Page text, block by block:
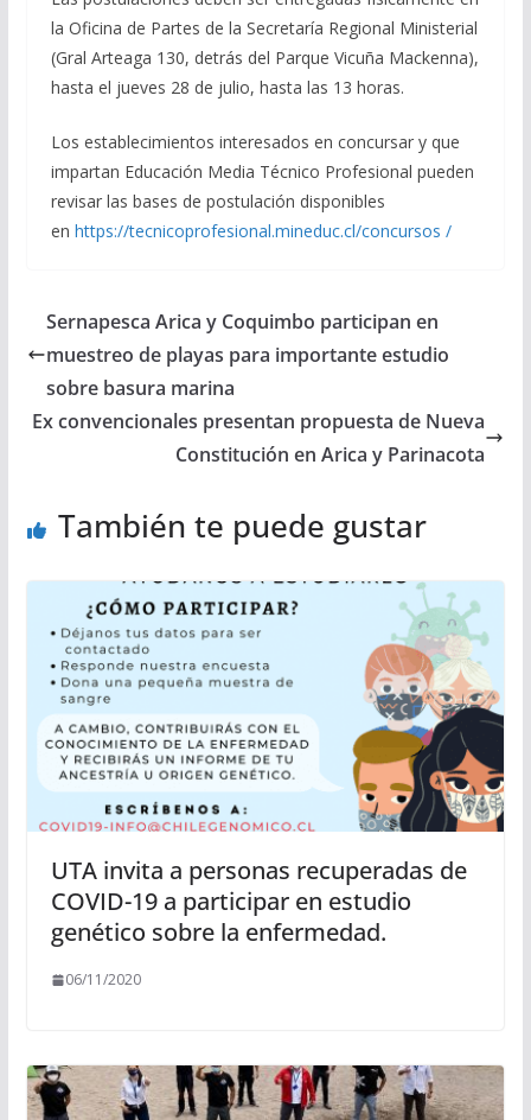
la Oficina de Partes de la Secretaría Regional Ministerial
(Gral Arteaga 130, detrás del Parque Vicuña Mackenna),
hasta el jueves 28 de julio, hasta las 13 horas.
Los establecimientos interesados en concursar y que
impartan Educación Media Técnico Profesional pueden
revisar las bases de postulación disponibles
en https://tecnicoprofesional.mineduc.cl/concursos /
Sernapesca Arica y Coquimbo participan en
muestreo de playas para importante estudio
sobre basura marina
Ex convencionales presentan propuesta de Nueva
Constitución en Arica y Parinacota
También te puede gustar
UTA invita a personas recuperadas de
COVID-19 a participar en estudio
genético sobre la enfermedad.
06/11/2020